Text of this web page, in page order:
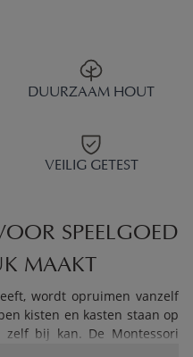
DUURZAAM HOUT
VEILIG GETEST
SPEELGOED
MAAKT
wordt opruimen vanzelf
kisten en kasten staan op
bij kan. De Montessori
twee open vakken met